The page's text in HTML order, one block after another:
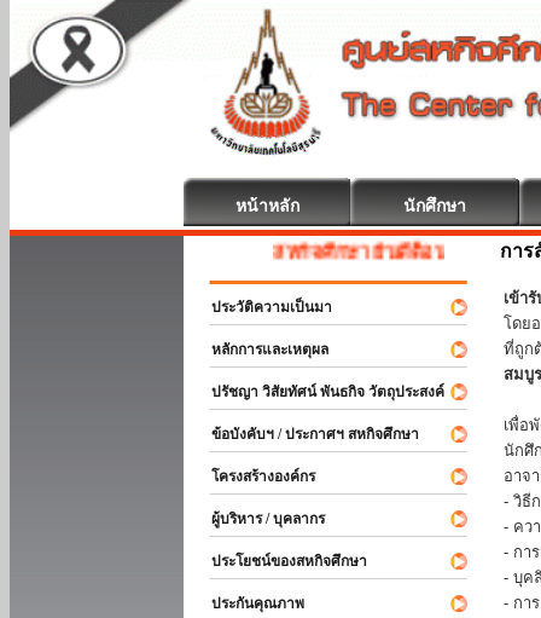
หน้าหลัก นักศึกษา
สหกิจศึกษา ยินดีต้อนรับ
ประวัติความเป็นมา
หลักการและเหตุผล
ปรัชญา วิสัยทัศน์ พันธกิจ วัตถุประสงค์
ข้อบังคับฯ / ประกาศฯ สหกิจศึกษา
โครงสร้างองค์กร
ผู้บริหาร / บุคลากร
ประโยชน์ของสหกิจศึกษา
ประกันคุณภาพ
การ
เข้า
โดย
ที่ถูก
สมบู
เพื่อ
นักศึ
อาจ
- วิธี
- คว
- กา
- บุค
- กา